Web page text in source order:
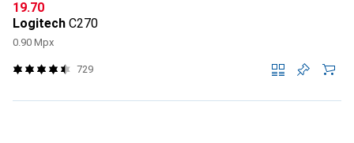
CHF
19.70
Logitech C270
0.90 Mpx
729